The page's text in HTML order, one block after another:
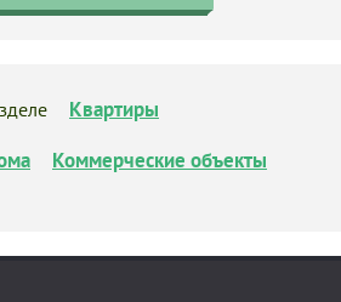
Квартиры
Коммерческие объекты